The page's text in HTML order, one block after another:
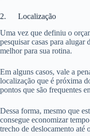
2. Localização
Uma vez que definiu o
pesquisar casas para
melhor para sua rotina.
Em alguns casos, vale a
localização que é próxima
pontos que são frequentes
Dessa forma, mesmo que
consegue economizar
trecho de deslocamento até